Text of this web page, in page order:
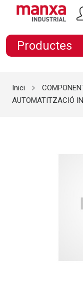
Productes
Inici
AUTOMATITZACIÓ